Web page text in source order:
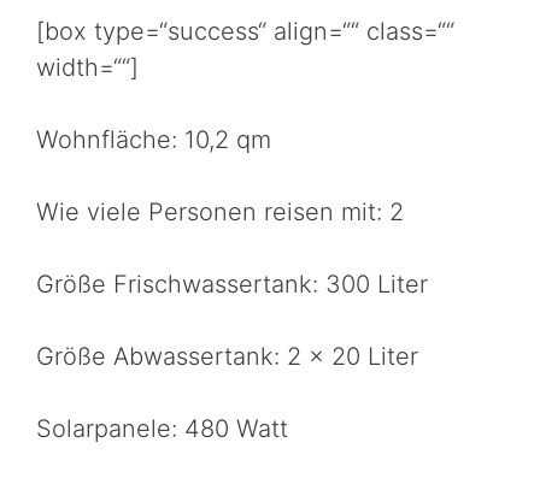
[box type=“success“ align=““ class=““
width=““]
Wohnfläche: 10,2 qm
Wie viele Personen reisen mit: 2
Größe Frischwassertank: 300 Liter
Größe Abwassertank: 2 x 20 Liter
Solarpanele: 480 Watt